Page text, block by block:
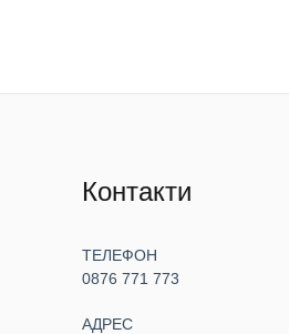
Контакти
ТЕЛЕФОН
0876 771 773
АДРЕС